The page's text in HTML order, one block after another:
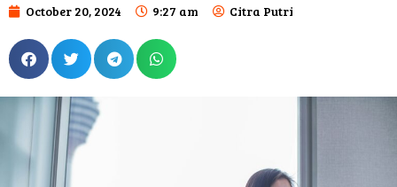
October 20, 2024 9:27 am Citra Putri